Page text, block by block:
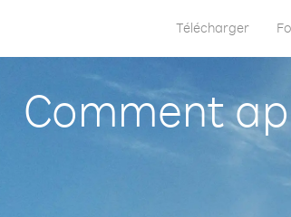
Télécharger
Comment